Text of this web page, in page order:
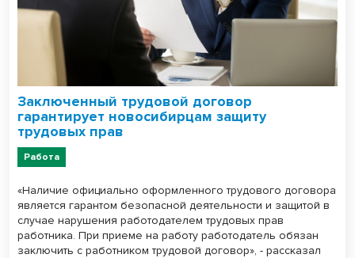
Заключенный трудовой договор
гарантирует новосибирцам защиту
трудовых прав
Работа
«Наличие официально оформленного трудового договора
является гарантом безопасной деятельности и защитой в
случае нарушения работодателем трудовых прав
работника. При приеме на работу работодатель обязан
заключить с работником трудовой договор», - рассказал